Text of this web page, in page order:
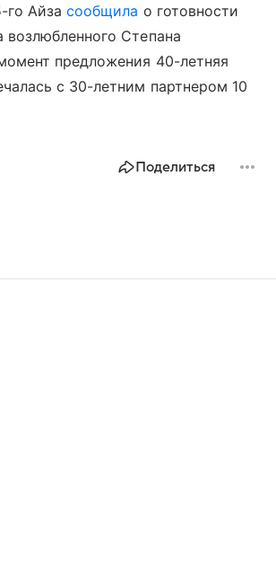
го Айзасообщила о готовности
Степана
предложения 40-летняя
с 30-летним партнером 10
Поделиться